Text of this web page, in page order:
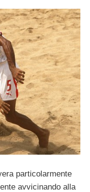
particolarmente
avvicinando alla